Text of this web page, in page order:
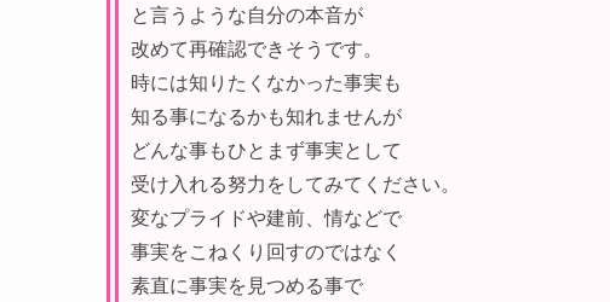
と言うような自分の本音が
改めて再確認できそうです。
時には知りたくなかった事実も
知る事になるかも知れませんが
どんな事もひとまず事実として
受け入れる努力をしてみてください。
変なプライドや建前、情などで
事実をこねくり回すのではなく
素直に事実を見つめる事で